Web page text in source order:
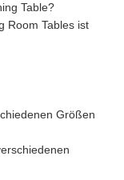
Table?
Room Tables ist
Größen